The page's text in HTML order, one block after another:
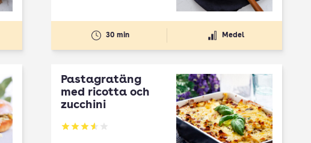
30 min Medel
Pastagratäng
med ricotta och
zucchini
Betyg: 3.58 av 5